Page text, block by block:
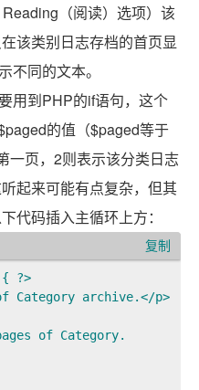
（阅读）选项）该
该类别日志存档的首页显
不同的文本。
用到PHP的if语句，这个
的值（$paged等于
一页，2则表示该分类日志
起来可能有点复杂，但其
代码插入主循环上方：
?>
Category archive.</p>
of Category.
复制